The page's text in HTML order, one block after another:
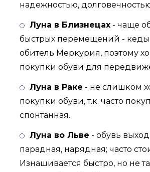
надежностью,
Луна в Близнецах - чаще
быстрых перемещений - кеды,
обитель Меркурия, поэтому
покупки обуви для
Луна в Раке - не слишком
покупки обуви, т.к. часто
спонтанная.
Луна во Льве - обувь
парадная, нарядная; часто
Изнашивается быстро, но не